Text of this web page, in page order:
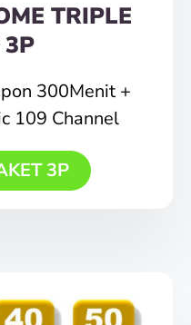
TRIPLE
3P
300Menit +
109 Channel
3P